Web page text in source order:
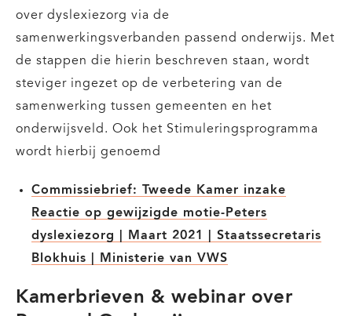
over dyslexiezorg via de
samenwerkingsverbanden passend onderwijs. Met
de stappen die hierin beschreven staan, wordt
steviger ingezet op de verbetering van de
samenwerking tussen gemeenten en het
onderwijsveld. Ook het Stimuleringsprogramma
wordt hierbij genoemd
Commissiebrief: Tweede Kamer inzake
Reactie op gewijzigde motie-Peters
dyslexiezorg | Maart 2021 | Staatssecretaris
Blokhuis | Ministerie van VWS
Kamerbrieven & webinar over